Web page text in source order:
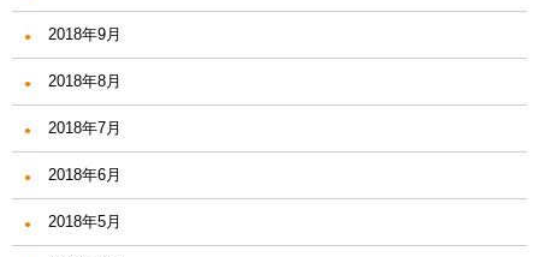
2018年9月
2018年8月
2018年7月
2018年6月
2018年5月